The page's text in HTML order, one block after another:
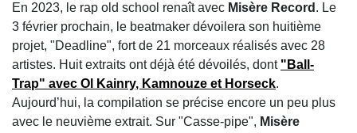
En 2023, le rap old school renaît avec Misère Record . Le
3 février prochain, le beatmaker dévoilera son huitième
projet, "Deadline", fort de 21 morceaux réalisés avec 28
artistes. Huit extraits ont déjà été dévoilés, dont "Ball-
Trap" avec Ol Kainry, Kamnouze et Horseck.
Aujourd’hui, la compilation se précise encore un peu plus
avec le neuvième extrait. Sur "Casse-pipe", Misère